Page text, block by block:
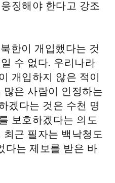
징해야 한다고 강조
한이 개입했다는 것
수 없다. 우리나라
개입하지 않은 적이
은 사람이 인정하는
겠다는 것은 수천 명
보호하겠다는 의도
근 필자는 백낙청도
다는 제보를 받은 바